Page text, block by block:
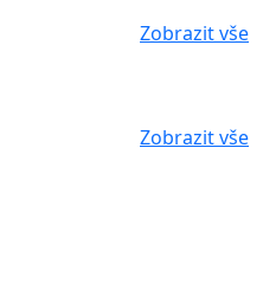
Zobrazit vše
Zobrazit vše